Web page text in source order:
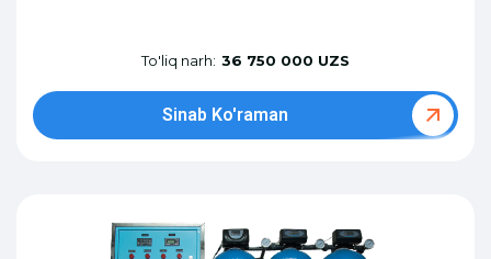
To'liq narh: 36 750 000 UZS
Sinab Ko'raman